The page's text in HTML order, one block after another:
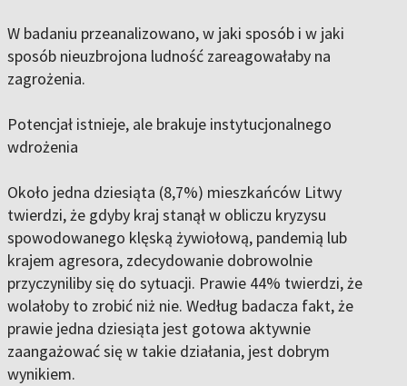
W badaniu przeanalizowano, w jaki sposób i w jaki
sposób nieuzbrojona ludność zareagowałaby na
zagrożenia.
Potencjał istnieje, ale brakuje instytucjonalnego
wdrożenia
Około jedna dziesiąta (8,7%) mieszkańców Litwy
twierdzi, że gdyby kraj stanął w obliczu kryzysu
spowodowanego klęską żywiołową, pandemią lub
krajem agresora, zdecydowanie dobrowolnie
przyczyniliby się do sytuacji. Prawie 44% twierdzi, że
wolałoby to zrobić niż nie. Według badacza fakt, że
prawie jedna dziesiąta jest gotowa aktywnie
zaangażować się w takie działania, jest dobrym
wynikiem.